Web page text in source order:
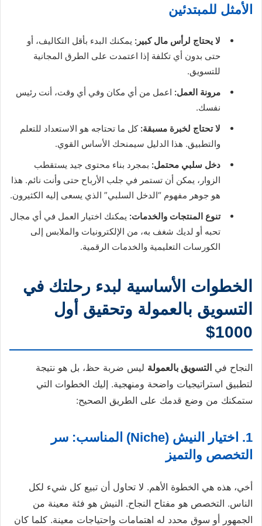
الأمثل للمبتدئين
لا يحتاج لرأس مال كبير: يمكنك البدء بأقل التكاليف، أو
حتى بدون أي تكلفة إذا اعتمدت على الطرق المجانية
للتسويق.
مرونة العمل: اعمل من أي مكان وفي أي وقت، أنت رئيس
نفسك.
لا تحتاج لخبرة مسبقة: كل ما تحتاجه هو الاستعداد للتعلم
والتطبيق. هذا الدليل سيمنحك الأساس القوي.
دخل سلبي محتمل: بمجرد بناء محتوى جيد يستقطب
الزوار، يمكن أن تستمر في جلب الأرباح حتى وأنت نائم. هذا
هو جوهر مفهوم “الدخل السلبي” الذي يسعى إليه الكثيرون.
تنوع المنتجات والخدمات: يمكنك اختيار العمل في أي مجال
تحبه أو لديك شغف به، من الإلكترونيات والملابس إلى
الكورسات التعليمية والخدمات الرقمية.
الخطوات الأساسية لبدء رحلتك في
التسويق بالعمولة وتحقيق أول
1000$
النجاح في التسويق بالعمولة ليس ضربة حظ، بل هو نتيجة
لتطبيق استراتيجيات واضحة ومنهجية. إليك الخطوات التي
ستمكنك من وضع قدمك على الطريق الصحيح:
1. اختيار النيش (Niche) المناسب: سر
التخصص والتميز
أخي، هذه هي الخطوة الأهم. لا تحاول أن تبيع كل شيء لكل
الناس. التخصص هو مفتاح النجاح. النيش هو فئة معينة من
الجمهور أو سوق محدد له اهتمامات واحتياجات معينة. كلما كان